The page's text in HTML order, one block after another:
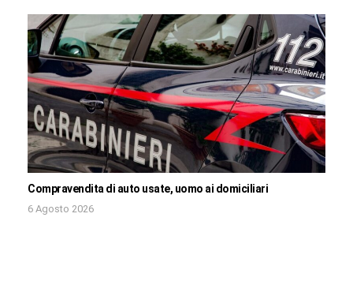
Compravendita di auto usate, uomo ai domiciliari
6 Agosto 2026